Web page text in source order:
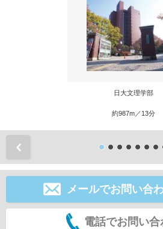
日大文理学部
約987m／13分
メールでお問い合
電話でお問い合